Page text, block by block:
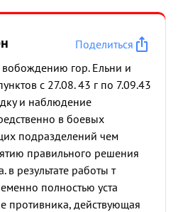
Поделиться
вобождению гор. Ельни и
с 27.08. 43 г по 7.09.43
и наблюдение
в боевых
подразделений чем
правильного решения
результате работы т
полностью уста
противника, действующая